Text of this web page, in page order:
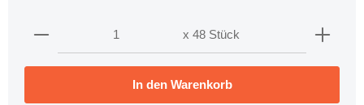
Produkt Anzahl: Gib den gewünschten Wert ein
x 48 Stück
In den Warenkorb